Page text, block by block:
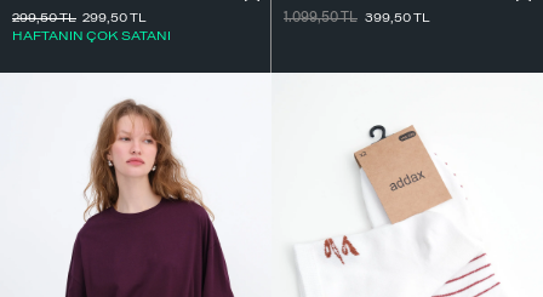
299,50TL
HAFTANIN ÇOK SATANI
299,50TL
1.099,50TL 399,50TL